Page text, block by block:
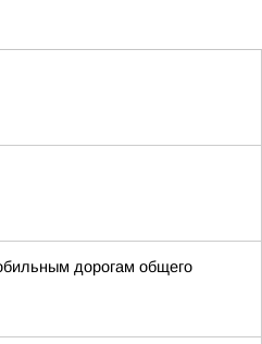
дорогам общего